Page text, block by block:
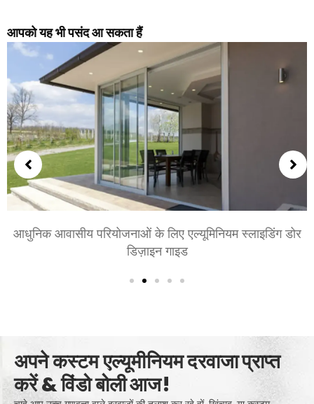
आपको यह भी पसंद आ सकता हैं
आधुनिक आवासीय परियोजनाओं के लिए एल्यूमिनियम स्लाइडिंग डोर
डिज़ाइन गाइड
अपने कस्टम एल्यूमीनियम दरवाजा प्राप्त
करें & विंडो बोली आज!